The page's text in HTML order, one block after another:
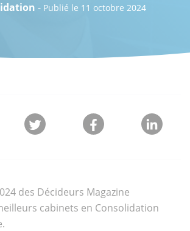
- Publié le 11 octobre 2024
des Décideurs Magazine
cabinets en Consolidation